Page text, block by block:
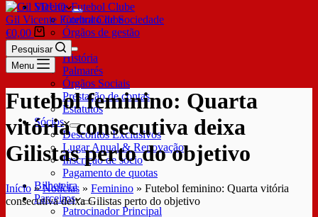
SDUQ
Contrato de Sociedade
Órgãos de gestão
Clube
História
Palmarés
Órgãos Sociais
Prestação de contas
Estatutos
Sócios
Descontos Exclusivos
Lugar Anual & Renovação
Inscrição de sócio
Pagamento de quotas
Bilheteira
Parceiros
Patrocinador Principal
Gil Vicente Futebol Clube
€0,00
Pesquisar
Menu
Futebol feminino: Quarta
vitória consecutiva deixa
Gilistas perto do objetivo
Início »Notícias » Feminino » Futebol feminino: Quarta vitória
consecutiva deixa Gilistas perto do objetivo